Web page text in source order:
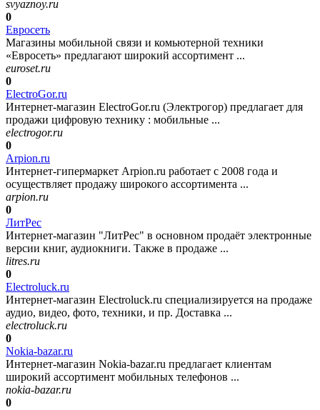
svyaznoy.ru
0
Евросеть
Магазины мобильной связи и комьютерной техники
«Евросеть» предлагают широкий ассортимент ...
euroset.ru
0
ElectroGor.ru
Интернет-магазин ElectroGor.ru (Электрогор) предлагает для
продажи цифровую технику : мобильные ...
electrogor.ru
0
Arpion.ru
Интернет-гипермаркет Arpion.ru работает с 2008 года и
осуществляет продажу широкого ассортимента ...
arpion.ru
0
ЛитРес
Интернет-магазин "ЛитРес" в основном продаёт электронные
версии книг, аудиокниги. Также в продаже ...
litres.ru
0
Electroluck.ru
Интернет-магазин Electroluck.ru специализируется на продаже
аудио, видео, фото, техники, и пр. Доставка ...
electroluck.ru
0
Nokia-bazar.ru
Интернет-магазин Nokia-bаzar.ru предлагает клиентам
широкий ассортимент мобильных телефонов ...
nokia-bazar.ru
0